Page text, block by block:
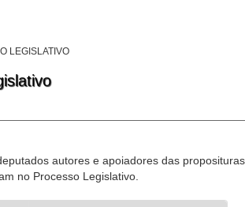
Informação
Abertos
LEGISLATIVO
autores e apoiadores das proposituras
no Processo Legislativo.